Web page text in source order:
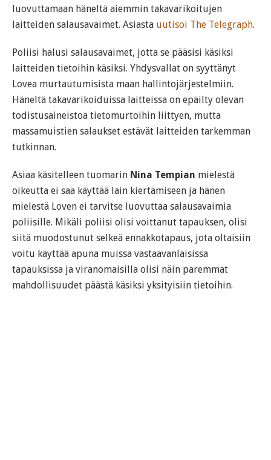
luovuttamaan häneltä aiemmin takavarikoitujen
laitteiden salausavaimet. Asiasta uutisoi The Telegraph.
Poliisi halusi salausavaimet, jotta se pääsisi käsiksi
laitteiden tietoihin käsiksi. Yhdysvallat on syyttänyt
Lovea murtautumisista maan hallintojärjestelmiin.
Häneltä takavarikoiduissa laitteissa on epäilty olevan
todistusaineistoa tietomurtoihin liittyen, mutta
massamuistien salaukset estävät laitteiden tarkemman
tutkinnan.
Asiaa käsitelleen tuomarin Nina Tempian mielestä
oikeutta ei saa käyttää lain kiertämiseen ja hänen
mielestä Loven ei tarvitse luovuttaa salausavaimia
poliisille. Mikäli poliisi olisi voittanut tapauksen, olisi
siitä muodostunut selkeä ennakkotapaus, jota oltaisiin
voitu käyttää apuna muissa vastaavanlaisissa
tapauksissa ja viranomaisilla olisi näin paremmat
mahdollisuudet päästä käsiksi yksityisiin tietoihin.